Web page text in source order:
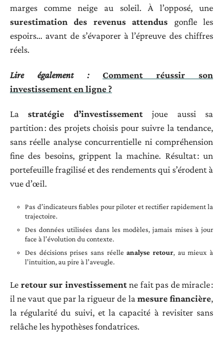
marges comme neige au soleil. À l’opposé, une
surestimation des revenus attendus gonfle les
espoirs… avant de s’évaporer à l’épreuve des chiffres
réels.
Lire également :
Comment réussir son
investissement en ligne ?
Lastratégie d’investissementjoue aussi sa
partition : des projets choisis pour suivre la tendance,
sans réelle analyse concurrentielle ni compréhension
fine des besoins, grippent la machine. Résultat : un
portefeuille fragilisé et des rendements qui s’érodent à
vue d’œil.
Pas d’indicateurs fiables pour piloter et rectifier rapidement la
trajectoire.
Des données utilisées dans les modèles, jamais mises à jour
face à l’évolution du contexte.
Des décisions prises sans réelleanalyse retour, au mieux à
l’intuition, au pire à l’aveugle.
Le retour sur investissementne fait pas de miracle :
il ne vaut que par la rigueur de lamesure financière,
la régularité du suivi, et la capacité à revisiter sans
relâche les hypothèses fondatrices.